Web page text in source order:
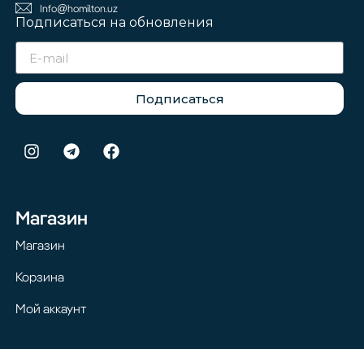
Info@homilton.uz
Подписаться на обновления
Подписаться
Магазин
Магазин
Корзина
Мой аккаунт